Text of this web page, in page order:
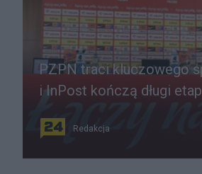
PZPN traci kluczowego
i InPost kończą długi etap
Redakcja